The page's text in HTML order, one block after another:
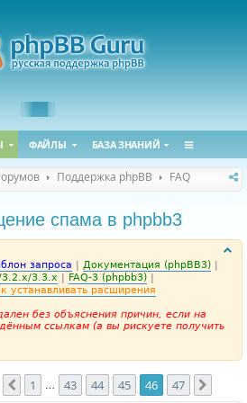
ФАЙЛЫ БАЗА ЗНАНИЙ
Поддержка phpBB FAQ
спама в phpbb3
запроса | Документация (phpBB3) |
3.2.x/3.3.x | FAQ-3 (phpbb3) |
устанавливать расширения
без объяснения причин, если на
ссылкам (а вы рискуете получить
Страница46 из 47
Пред.
1 43 44 45 46 47